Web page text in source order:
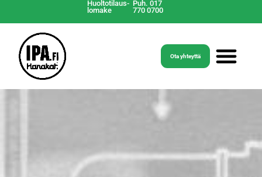
Huoltotilaus-
lomake
Puh. 017
770 0700
Ota yhteyttä